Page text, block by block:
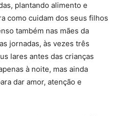
plantando alimento e
como cuidam dos seus filhos
também nas mães da
jornadas, às vezes três
lares antes das crianças
à noite, mas ainda
dar amor, atenção e